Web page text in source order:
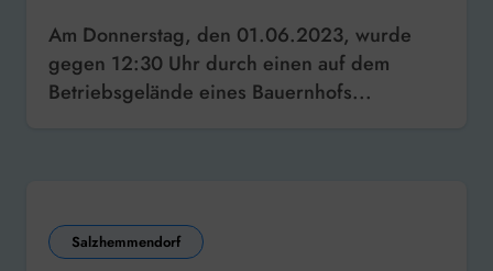
Am Donnerstag, den 01.06.2023, wurde
gegen 12:30 Uhr durch einen auf dem
Betriebsgelände eines Bauernhofs...
Salzhemmendorf